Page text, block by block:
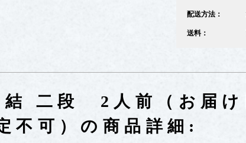
配送方法：
送料：
二段 2人前（お届け
可）の商品詳細: